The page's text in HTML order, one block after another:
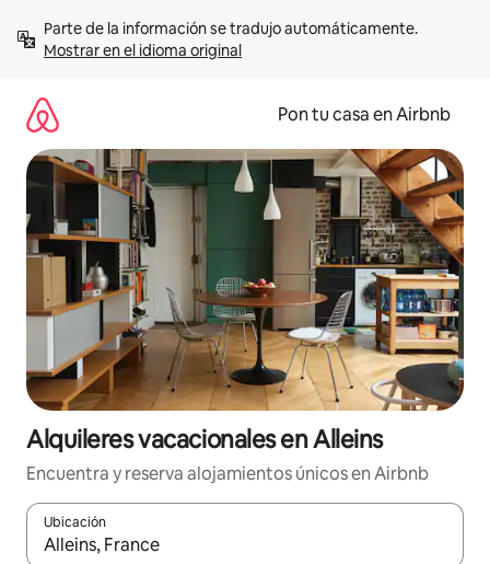
contenidoMostrar en el idioma original
Pon tu casa en Airbnb
Alquileres vacacionales en Alleins
Encuentra y reserva alojamientos únicos en Airbnb
Ubicación
Cuando los resultados estén disponibles, navega con las